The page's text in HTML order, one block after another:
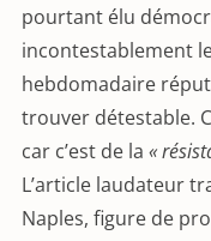
pourtant élu
incontestablement
hebdomadaire
trouver détestable.
car c’est de la «
L’article laudateur
Naples, figure de